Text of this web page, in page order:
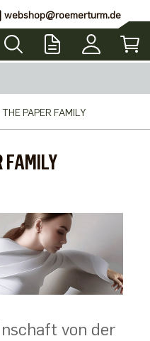
webshop@roemerturm.de
THE PAPER FAMILY
FAMILY
von der